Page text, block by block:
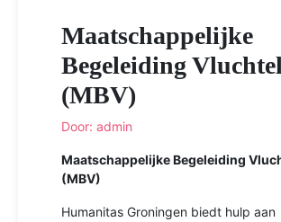
Maatschappelijke
Begeleiding
(MBV)
Door: admin
Maatschappelijke Begeleiding
(MBV)
Humanitas Groningen biedt hulp aan